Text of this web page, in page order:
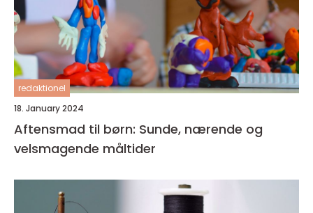
redaktionel
18. January 2024
Aftensmad til børn: Sunde, nærende og
velsmagende måltider